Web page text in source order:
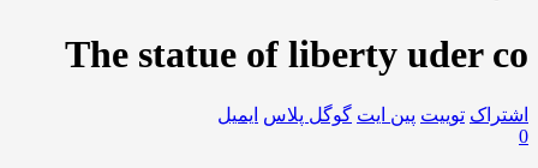
The statue of liberty uder co
اشتراک توییت پین ایت گوگل‌ پلاس ایمیل
0